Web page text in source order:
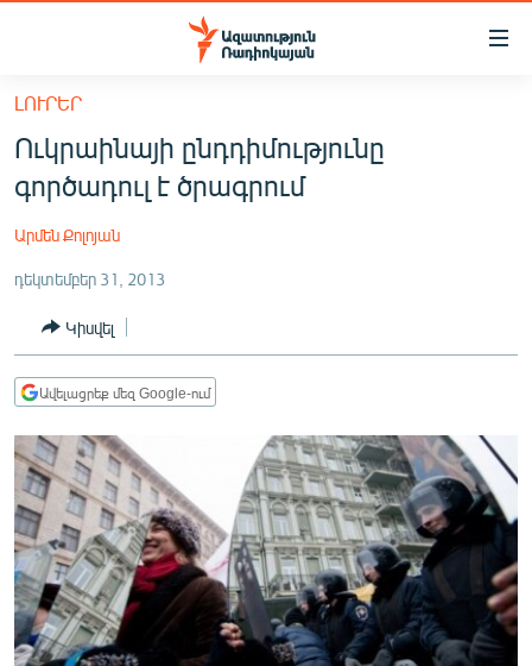
Մատչելիության
հիմնական
բովանդակությանը
հիմնական
մենյուին
ՀԱՅԱՍՏԱՆ
ՔԱՂԱՔԱԿԱՆ
ԸՆՏՐՈՒԹՅՈՒՆՆԵՐ 2026
ԻՐԱՎՈՒՆՔ
ՀԱՍԱՐԱԿՈՒԹՅՈՒՆ
ՏՆՏԵՍՈՒԹՅՈՒՆ
ՊԱՏԵՐԱԶՄԻ 6 ՇԱԲԱԹՆԵՐԸ
ՏԱՐԱԾԱՇՐՋԱՆ
ՄԻՋԱԶԳԱՅԻՆ
ՄՇԱԿՈՒՅԹ
ՍՊՈՐՏ
ԼՈՒՐԵՐ
Ուկրաինայի ընդդիմությունը
գործադուլ է ծրագրում
Արմեն Քոլոյան
դեկտեմբեր 31, 2013
Կիսվել
Ավելացրեք մեզ Google-ում